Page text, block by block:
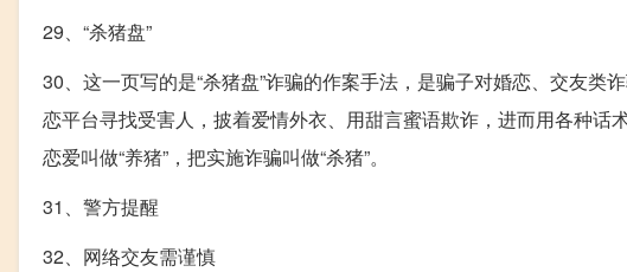
29、“杀猪盘”
30、这一页写的是“杀猪盘”诈骗的作案手法，是骗子对婚恋、交友类
恋平台寻找受害人，披着爱情外衣、用甜言蜜语欺诈，进而用各种话
恋爱叫做“养猪”，把实施诈骗叫做“杀猪”。
31、警方提醒
32、网络交友需谨慎